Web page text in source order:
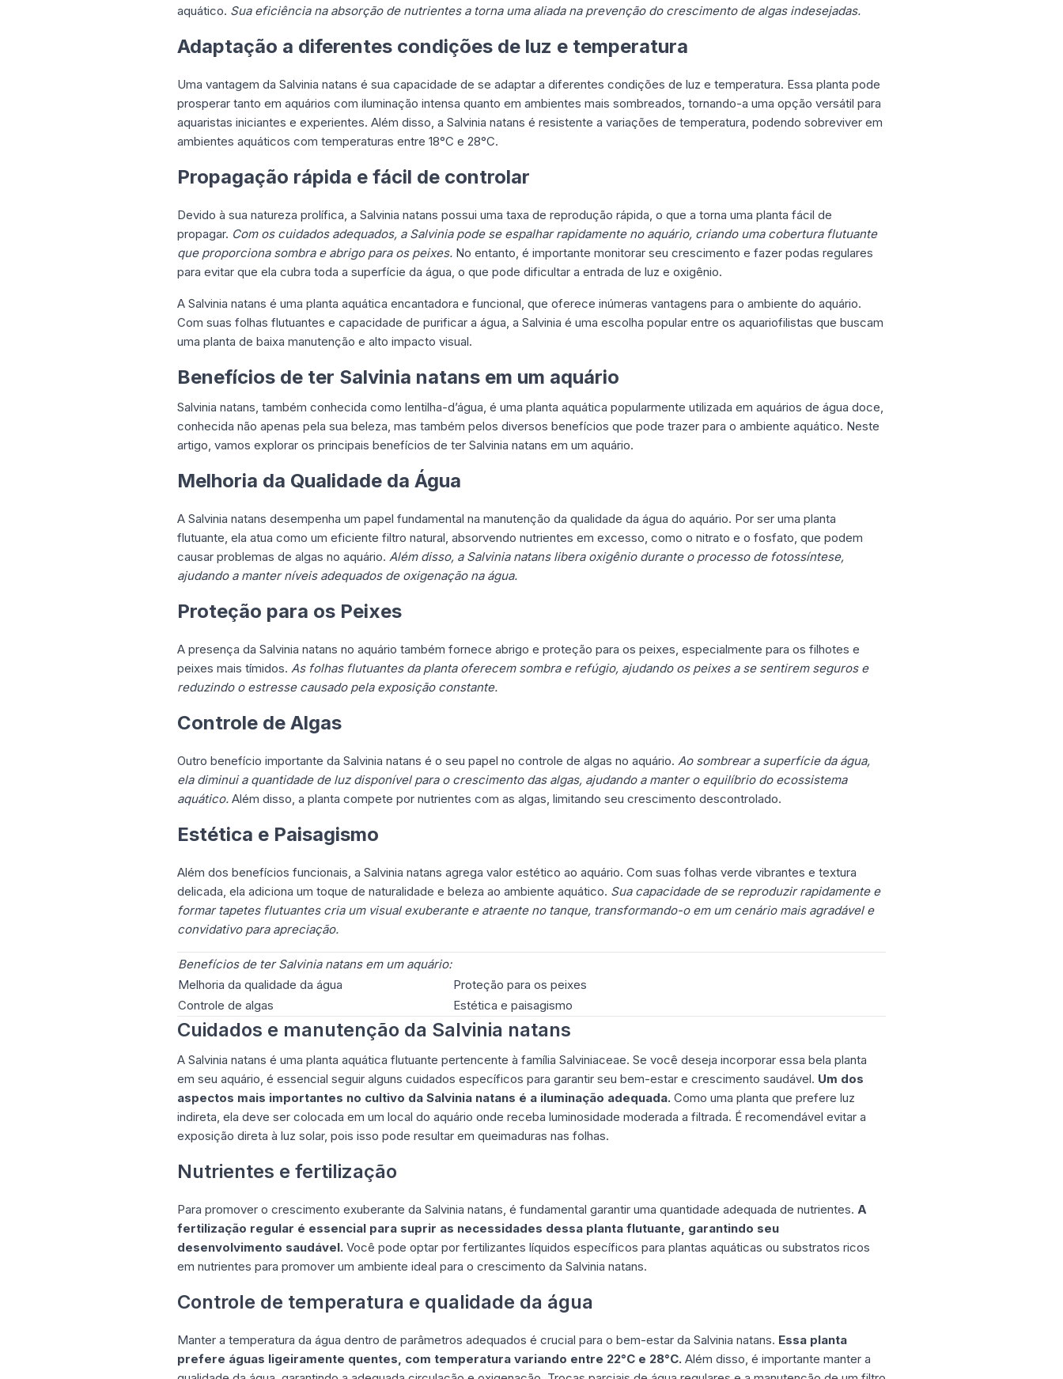
aquático. Sua eficiência na absorção de nutrientes a torna uma aliada na prevenção do crescimento de algas indesejadas.
Adaptação a diferentes condições de luz e temperatura
Uma vantagem da Salvinia natans é sua capacidade de se adaptar a diferentes condições de luz e temperatura. Essa planta pode
prosperar tanto em aquários com iluminação intensa quanto em ambientes mais sombreados, tornando-a uma opção versátil para
aquaristas iniciantes e experientes. Além disso, a Salvinia natans é resistente a variações de temperatura, podendo sobreviver em
ambientes aquáticos com temperaturas entre 18°C e 28°C.
Propagação rápida e fácil de controlar
Devido à sua natureza prolífica, a Salvinia natans possui uma taxa de reprodução rápida, o que a torna uma planta fácil de
propagar. Com os cuidados adequados, a Salvinia pode se espalhar rapidamente no aquário, criando uma cobertura flutuante
que proporciona sombra e abrigo para os peixes. No entanto, é importante monitorar seu crescimento e fazer podas regulares
para evitar que ela cubra toda a superfície da água, o que pode dificultar a entrada de luz e oxigênio.
A Salvinia natans é uma planta aquática encantadora e funcional, que oferece inúmeras vantagens para o ambiente do aquário.
Com suas folhas flutuantes e capacidade de purificar a água, a Salvinia é uma escolha popular entre os aquariofilistas que buscam
uma planta de baixa manutenção e alto impacto visual.
Benefícios de ter Salvinia natans em um aquário
Salvinia natans, também conhecida como lentilha-d’água, é uma planta aquática popularmente utilizada em aquários de água doce,
conhecida não apenas pela sua beleza, mas também pelos diversos benefícios que pode trazer para o ambiente aquático. Neste
artigo, vamos explorar os principais benefícios de ter Salvinia natans em um aquário.
Melhoria da Qualidade da Água
A Salvinia natans desempenha um papel fundamental na manutenção da qualidade da água do aquário. Por ser uma planta
flutuante, ela atua como um eficiente filtro natural, absorvendo nutrientes em excesso, como o nitrato e o fosfato, que podem
causar problemas de algas no aquário. Além disso, a Salvinia natans libera oxigênio durante o processo de fotossíntese,
ajudando a manter níveis adequados de oxigenação na água.
Proteção para os Peixes
A presença da Salvinia natans no aquário também fornece abrigo e proteção para os peixes, especialmente para os filhotes e
peixes mais tímidos. As folhas flutuantes da planta oferecem sombra e refúgio, ajudando os peixes a se sentirem seguros e
reduzindo o estresse causado pela exposição constante.
Controle de Algas
Outro benefício importante da Salvinia natans é o seu papel no controle de algas no aquário. Ao sombrear a superfície da água,
ela diminui a quantidade de luz disponível para o crescimento das algas, ajudando a manter o equilíbrio do ecossistema
aquático. Além disso, a planta compete por nutrientes com as algas, limitando seu crescimento descontrolado.
Estética e Paisagismo
Além dos benefícios funcionais, a Salvinia natans agrega valor estético ao aquário. Com suas folhas verde vibrantes e textura
delicada, ela adiciona um toque de naturalidade e beleza ao ambiente aquático. Sua capacidade de se reproduzir rapidamente e
formar tapetes flutuantes cria um visual exuberante e atraente no tanque, transformando-o em um cenário mais agradável e
convidativo para apreciação.
Benefícios de ter Salvinia natans em um aquário:
Melhoria da qualidade da água
Proteção para os peixes
Controle de algas
Estética e paisagismo
Cuidados e manutenção da Salvinia natans
A Salvinia natans é uma planta aquática flutuante pertencente à família Salviniaceae. Se você deseja incorporar essa bela planta
em seu aquário, é essencial seguir alguns cuidados específicos para garantir seu bem-estar e crescimento saudável. Um dos
aspectos mais importantes no cultivo da Salvinia natans é a iluminação adequada. Como uma planta que prefere luz
indireta, ela deve ser colocada em um local do aquário onde receba luminosidade moderada a filtrada. É recomendável evitar a
exposição direta à luz solar, pois isso pode resultar em queimaduras nas folhas.
Nutrientes e fertilização
Para promover o crescimento exuberante da Salvinia natans, é fundamental garantir uma quantidade adequada de nutrientes. A
fertilização regular é essencial para suprir as necessidades dessa planta flutuante, garantindo seu
desenvolvimento saudável. Você pode optar por fertilizantes líquidos específicos para plantas aquáticas ou substratos ricos
em nutrientes para promover um ambiente ideal para o crescimento da Salvinia natans.
Controle de temperatura e qualidade da água
Manter a temperatura da água dentro de parâmetros adequados é crucial para o bem-estar da Salvinia natans. Essa planta
prefere águas ligeiramente quentes, com temperatura variando entre 22°C e 28°C. Além disso, é importante manter a